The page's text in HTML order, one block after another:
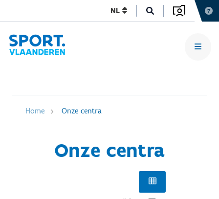
NL
Home Onze centra
Onze centra